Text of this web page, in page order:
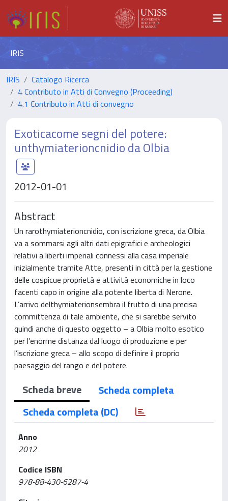
IRIS
IRIS
Catalogo Ricerca
4 Contributo in Atti di Convegno (Proceeding)
4.1 Contributo in Atti di convegno
Exoticacome segni del potere:
unthymiaterioncnidio da Olbia
2012-01-01
Abstract
Un rarothymiaterioncnidio, con iscrizione greca, da Olbia
va a sommarsi agli altri dati epigrafici e archeologici
relativi a liberti imperiali connessi alla casa imperiale
inizialmente tramite Atte, presenti in città per la gestione
delle cospicue proprietà e attività economiche in loco
facenti capo in origine alla potente liberta di Nerone.
L’arrivo delthymiaterionsembra il frutto di una precisa
committenza di tale ambiente, che si sarebbe servito
quindi anche di questo oggetto – a Olbia molto esotico
per l’enorme distanza dal luogo di produzione e per
l’iscrizione greca – allo scopo di definire il proprio
paesaggio del rango e del potere.
Scheda breve
Scheda completa
Scheda completa (DC)
Anno
2012
Codice ISBN
978-88-430-6287-4